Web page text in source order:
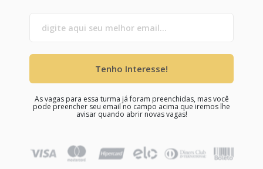
Tenho Interesse!
As vagas para essa turma já foram preenchidas, mas você
pode preencher seu email no campo acima que iremos lhe
avisar quando abrir novas vagas!